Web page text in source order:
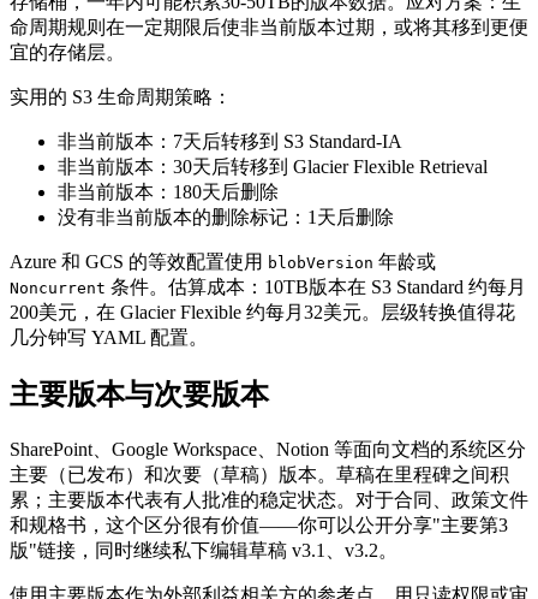
命周期规则在一定期限后使非当前版本过期，或将其移到更便
宜的存储层。
实用的 S3 生命周期策略：
非当前版本：7天后转移到 S3 Standard-IA
非当前版本：30天后转移到 Glacier Flexible Retrieval
非当前版本：180天后删除
没有非当前版本的删除标记：1天后删除
Azure 和 GCS 的等效配置使用 blobVersion 年龄或
Noncurrent 条件。估算成本：10TB版本在 S3 Standard 约每月
200美元，在 Glacier Flexible 约每月32美元。层级转换值得花
几分钟写 YAML 配置。
主要版本与次要版本
SharePoint、Google Workspace、Notion 等面向文档的系统区分
主要（已发布）和次要（草稿）版本。草稿在里程碑之间积
累；主要版本代表有人批准的稳定状态。对于合同、政策文件
和规格书，这个区分很有价值——你可以公开分享"主要第3
版"链接，同时继续私下编辑草稿 v3.1、v3.2。
使用主要版本作为外部利益相关方的参考点。用只读权限或审